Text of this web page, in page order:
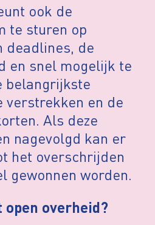
ook de
te sturen op
deadlines, de
en snel mogelijk te
belangrijkste
en de
Als deze
nagevolgd kan er
het overschrijden
gewonnen worden.
open overheid?